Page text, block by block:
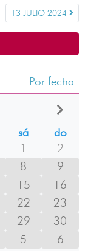
13 JULIO 2024
Por fecha
sá
do
1
2
8
9
15
16
22
23
29
30
5 6